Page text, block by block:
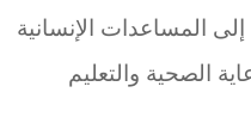
المساعدات الإنسانية
الصحية والتعليم